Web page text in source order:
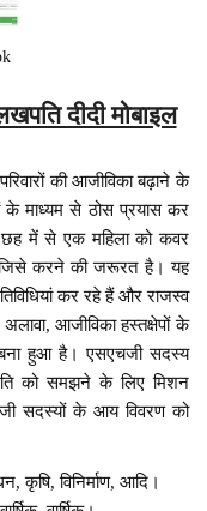
दीदी मोबाइल
की आजीविका बढ़ाने के
के माध्यम से ठोस प्रयास कर
में से एक महिला को कवर
जिसे करने की जरूरत है। यह
कर रहे हैं और राजस्व
आजीविका हस्तक्षेपों के
हुआ है। एसएचजी सदस्य
को समझने के लिए मिशन
सदस्यों के आय विवरण को
कृषि, विनिर्माण, आदि।